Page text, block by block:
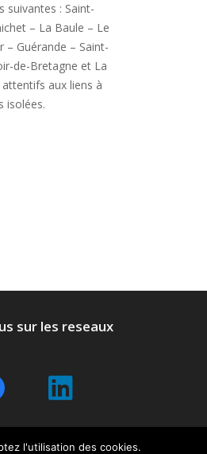
suivantes : Saint-
– La Baule – Le
– Guérande – Saint-
de-Bretagne et La
aux liens à
isolées.
sur les reseaux
l'utilisation des cookies.